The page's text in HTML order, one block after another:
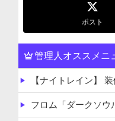
ポスト
管理人オススメニ
【ナイトレイン】
フロム「ダークソ